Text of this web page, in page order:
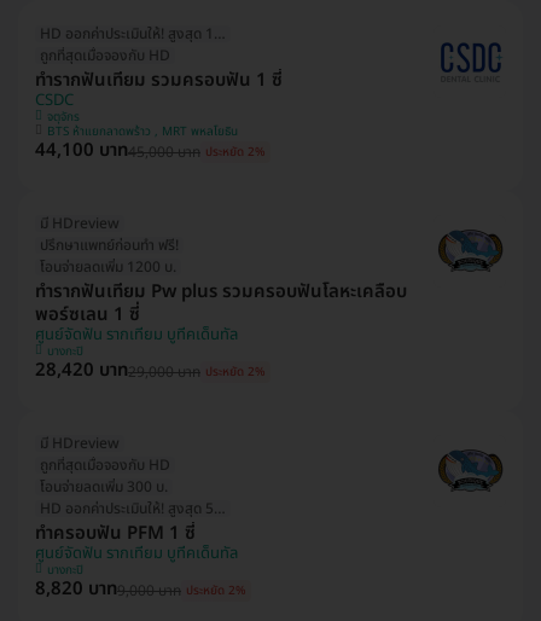
HD ออกค่าประเมินให้! สูงสุด 1500 บ.
ถูกที่สุดเมื่อจองกับ HD
ทำรากฟันเทียม รวมครอบฟัน 1 ซี่
CSDC
จตุจักร
BTS ห้าแยกลาดพร้าว , MRT พหลโยธิน
44,100 บาท45,000 บาท ประหยัด 2%
มี HDreview
ปรึกษาแพทย์ก่อนทำ ฟรี!
โอนจ่ายลดเพิ่ม 1200 บ.
ทำรากฟันเทียม Pw plus รวมครอบฟันโลหะเคลือบ
พอร์ซเลน 1 ซี่
ศูนย์จัดฟัน รากเทียม บูทีคเด็นทัล
บางกะปิ
28,420 บาท29,000 บาท ประหยัด 2%
มี HDreview
ถูกที่สุดเมื่อจองกับ HD
โอนจ่ายลดเพิ่ม 300 บ.
HD ออกค่าประเมินให้! สูงสุด 500 บ.
ทำครอบฟัน PFM 1 ซี่
ศูนย์จัดฟัน รากเทียม บูทีคเด็นทัล
บางกะปิ
8,820 บาท9,000 บาท ประหยัด 2%